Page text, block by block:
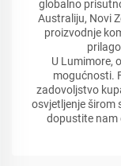
globalno
Australiju, Novi
proizvodnje
U Lumimore,
mogućnosti.
zadovoljstvo
osvjetljenje širom
dopustite nam